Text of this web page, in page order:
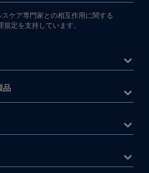
ケア専門家との​相互作用に​関する​
規定を​支持しています。
品